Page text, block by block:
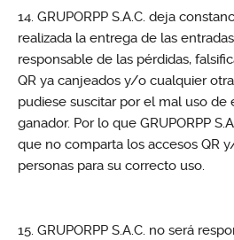
GRUPORPP S.A.C. deja
realizada la entrega de las
responsable de las pérdidas,
QR ya canjeados y/o cualquier
pudiese suscitar por el mal uso de
ganador. Por lo que GRUPORPP
que no comparta los accesos QR
personas para su correcto uso.
GRUPORPP S.A.C. no será